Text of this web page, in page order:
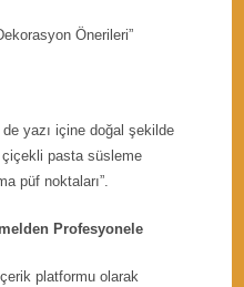
Önerileri”
yazı içine doğal şekilde
pasta süsleme
püf noktaları”.
Profesyonele
platformu olarak